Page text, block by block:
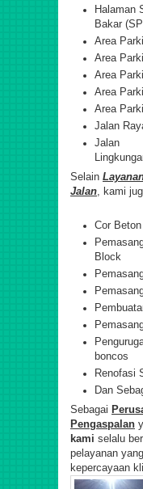
Halaman
Bakar
Area
Area
Area
Area
Area
Jalan
Jalan
Selain
Jalan , kami
Cor
Block
boncos
Renofasi
Dan
Sebagai
Pengaspalan
kami selalu
pelayanan
kepercayaan